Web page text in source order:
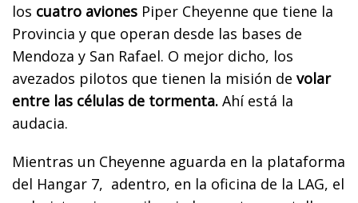
los cuatro aviones Piper Cheyenne que tiene la
Provincia y que operan desde las bases de
Mendoza y San Rafael. O mejor dicho, los
avezados pilotos que tienen la misión de volar
entre las células de tormenta. Ahí está la
audacia.
Mientras un Cheyenne aguarda en la plataforma
del Hangar 7, adentro, en la oficina de la LAG, el